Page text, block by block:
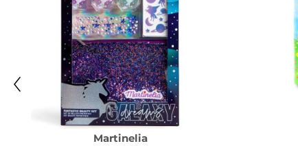
Martinelia